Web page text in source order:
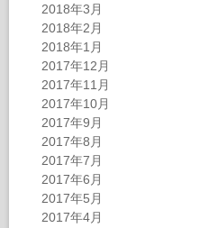
2018年3月
2018年2月
2018年1月
2017年12月
2017年11月
2017年10月
2017年9月
2017年8月
2017年7月
2017年6月
2017年5月
2017年4月